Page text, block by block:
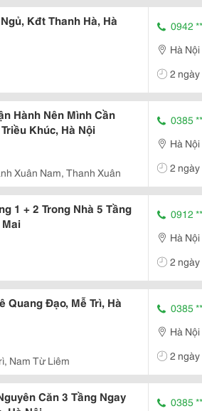
Kđt Thanh Hà, Hà
0942
Hà Nội
2
Hành Nên Mình Cần
Khúc, Hà Nội
Xuân Nam, Thanh Xuân
0385
Hà Nội
2
1 + 2 Trong Nhà 5 Tầng
0912
Hà Nội
2
Quang Đạo, Mễ Trì, Hà
Nam Từ Liêm
0385
Hà Nội
2
Căn 3 Tầng Ngay
0385